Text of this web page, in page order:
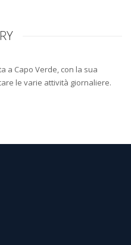
a Capo Verde, con la sua
le varie attività giornaliere.